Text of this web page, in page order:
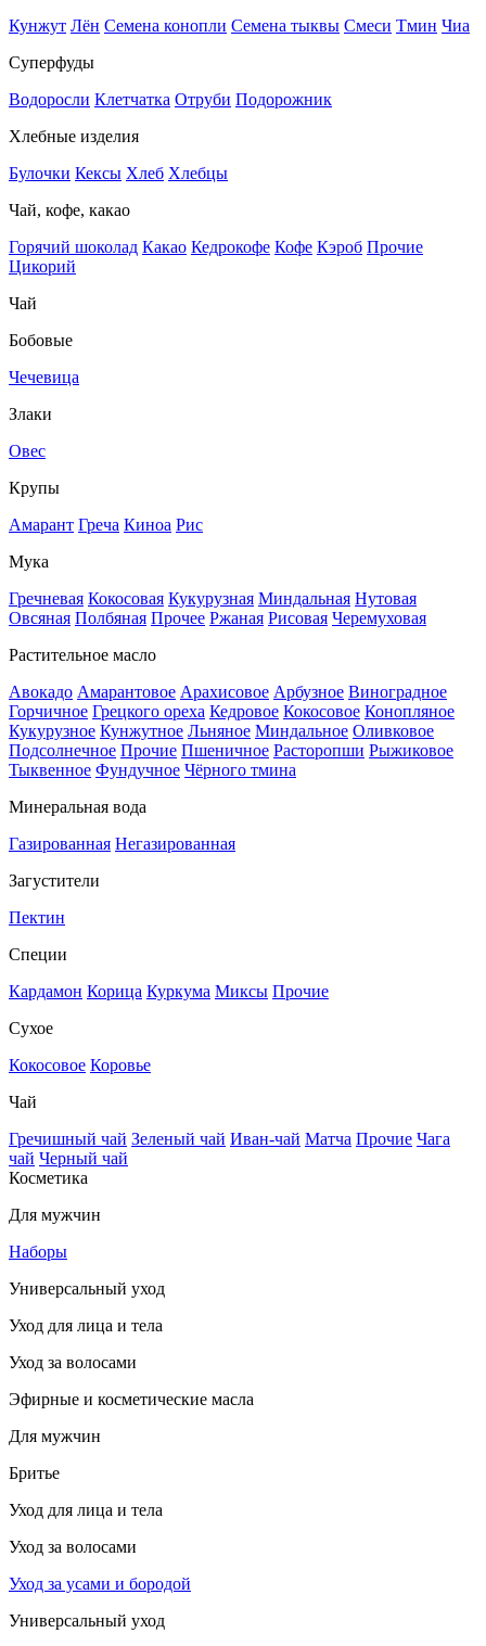
Кунжут Лён Семена конопли Семена тыквы Смеси Тмин Чиа
Суперфуды
Водоросли Клетчатка Отруби Подорожник
Хлебные изделия
Булочки Кексы Хлеб Хлебцы
Чай, кофе, какао
Горячий шоколад Какао Кедрокофе Кофе Кэроб Прочие
Цикорий
Чай
Бобовые
Чечевица
Злаки
Овес
Крупы
Амарант Греча Киноа Рис
Мука
Гречневая Кокосовая Кукурузная Миндальная Нутовая
Овсяная Полбяная Прочее Ржаная Рисовая Черемуховая
Растительное масло
Авокадо Амарантовое Арахисовое Арбузное Виноградное
Горчичное Грецкого ореха Кедровое Кокосовое Конопляное
Кукурузное Кунжутное Льняное Миндальное Оливковое
Подсолнечное Прочие Пшеничное Расторопши Рыжиковое
Тыквенное Фундучное Чёрного тмина
Минеральная вода
Газированная Негазированная
Загустители
Пектин
Специи
Кардамон Корица Куркума Миксы Прочие
Сухое
Кокосовое Коровье
Чай
Гречишный чай Зеленый чай Иван-чай Матча Прочие Чага
чай Черный чай
Косметика
Для мужчин
Наборы
Универсальный уход
Уход для лица и тела
Уход за волосами
Эфирные и косметические масла
Для мужчин
Бритье
Уход для лица и тела
Уход за волосами
Уход за усами и бородой
Универсальный уход